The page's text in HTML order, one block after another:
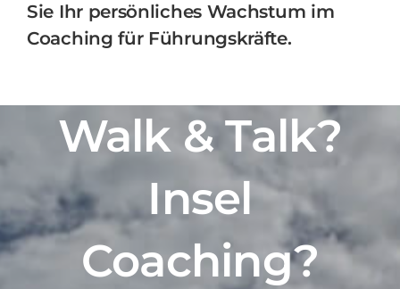
Sie Ihr persönliches Wachstum im
Coaching für Führungskräfte.
Walk & Talk?
Insel
Coaching?